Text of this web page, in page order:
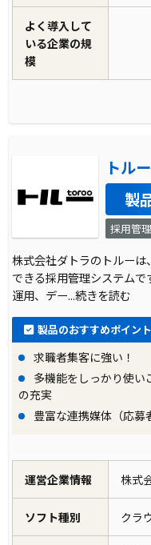
よく導入して
いる企業の規
模
トルー
製
採用管
株式会社ダトラのトルー
できる採用管理システム
運用、デー...続きを読む
製品のおすすめポイント
求職者集客に強い！
多機能をしっかり使い
の充実
豊富な連携媒体（応募
運営企業情報 株式
ソフト種別 クラ